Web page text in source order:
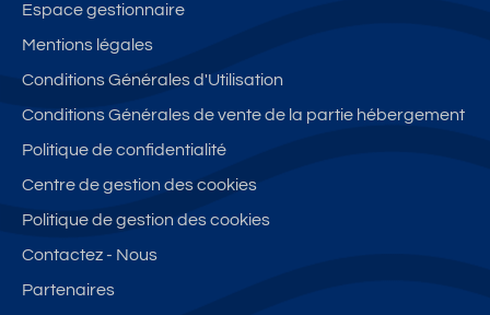
Espace gestionnaire
Mentions légales
Conditions Générales d'Utilisation
Conditions Générales de vente de la partie hébergement
Politique de confidentialité
Centre de gestion des cookies
Politique de gestion des cookies
Contactez - Nous
Partenaires